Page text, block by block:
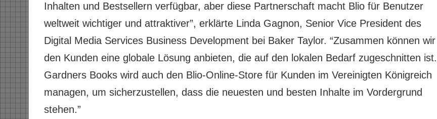
Inhalten und Bestsellern verfügbar, aber diese Partnerschaft macht Blio für Benutzer
weltweit wichtiger und attraktiver”, erklärte Linda Gagnon, Senior Vice President des
Digital Media Services Business Development bei Baker Taylor. “Zusammen können wir
den Kunden eine globale Lösung anbieten, die auf den lokalen Bedarf zugeschnitten ist.
Gardners Books wird auch den Blio-Online-Store für Kunden im Vereinigten Königreich
managen, um sicherzustellen, dass die neuesten und besten Inhalte im Vordergrund
stehen.”